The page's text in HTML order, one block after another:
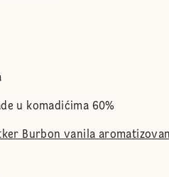
u komadićima 60%
Burbon vanila